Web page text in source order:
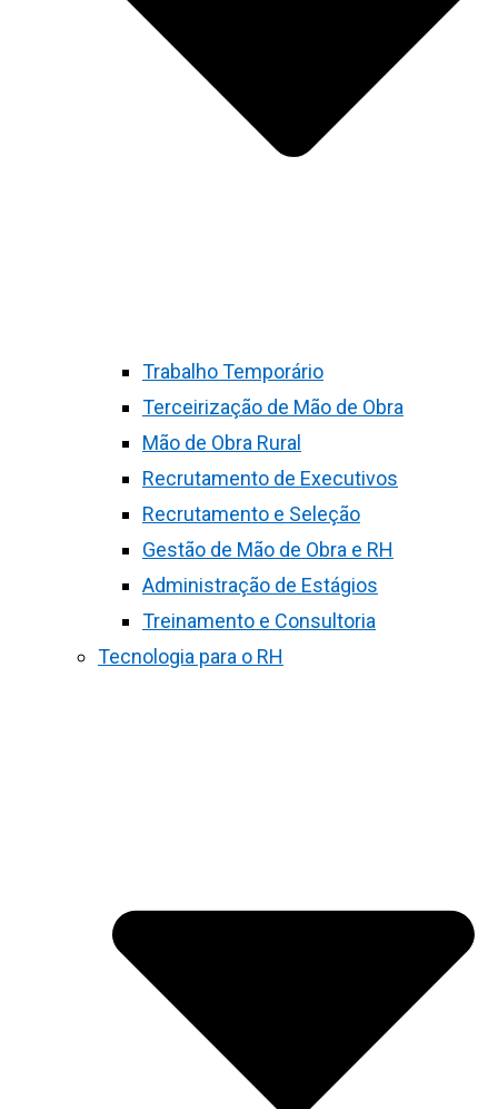
Trabalho Temporário
Terceirização de Mão de Obra
Mão de Obra Rural
Recrutamento de Executivos
Recrutamento e Seleção
Gestão de Mão de Obra e RH
Administração de Estágios
Treinamento e Consultoria
Tecnologia para o RH